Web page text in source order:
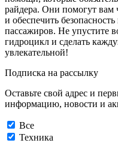
райдера. Они помогут вам
и обеспечить
пассажиров. Не упустите
гидроцикл и сделать
увлекательной!
Подписка на рассылку
Оставьте свой адрес и
информацию, новости и
Все
Техника